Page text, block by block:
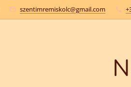
szentimremiskolc@gmail.com